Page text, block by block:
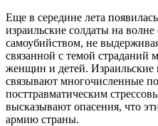
Еще в середине лета
израильские солдаты на
самоубийством, не
связанной с темой страданий
женщин и детей. Израильские
связывают многочисленные
посттравматическим
высказывают опасения, что
армию страны.